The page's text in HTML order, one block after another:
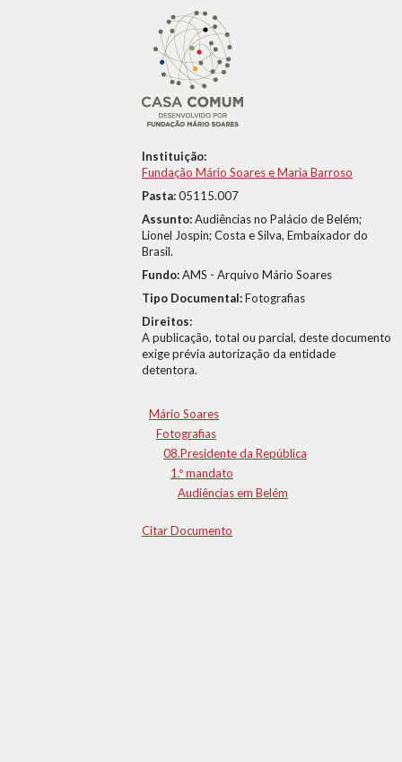
Instituição:
Fundação Mário Soares e Maria Barroso
Pasta:05115.007
Assunto:Audiências no Palácio de Belém;
Lionel Jospin; Costa e Silva, Embaixador do
Brasil.
Fundo:AMS - Arquivo Mário Soares
Tipo Documental:Fotografias
Direitos:
A publicação, total ou parcial, deste documento
exige prévia autorização da entidade
detentora.
Mário Soares
Fotografias
08.Presidente da República
1.º mandato
Audiências em Belém
Citar Documento